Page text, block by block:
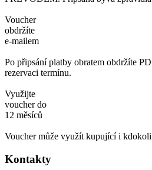
Voucher
obdržíte
e-mailem
Po připsání platby obratem obdržíte
rezervaci termínu.
Využijte
voucher do
12 měsíců
Voucher může využít kupující i
Kontakty